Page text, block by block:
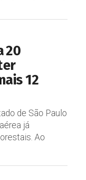
20
12
de São Paulo
já
Ao